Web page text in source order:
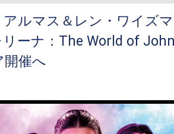
アルマス＆レン・ワイズ
ーナ：The World of
開催へ